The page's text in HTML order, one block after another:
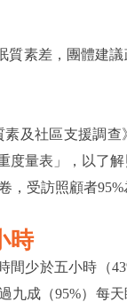
素差，團體建
及社區支援調
量表」，以了
，受訪照顧者95%
時
少於五小時（
九成（95%）每